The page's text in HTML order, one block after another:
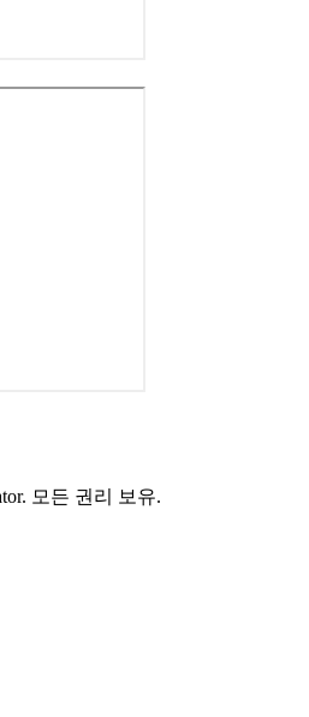
모든 권리 보유.